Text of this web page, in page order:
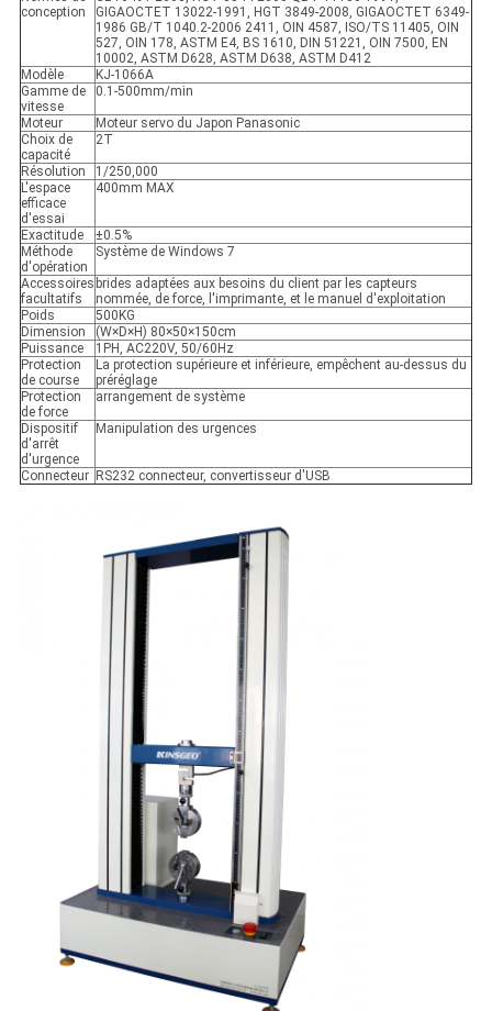
conception
GIGAOCTET 13022-1991, HGT 3849-2008, GIGAOCTET 6349-
1986 GB/T 1040.2-2006 2411, OIN 4587, ISO/TS 11405, OIN
527, OIN 178, ASTM E4, BS 1610, DIN 51221, OIN 7500, EN
10002, ASTM D628, ASTM D638, ASTM D412
Modèle
KJ-1066A
Gamme de
vitesse
0.1-500mm/min
Moteur
Moteur servo du Japon Panasonic
Choix de
capacité
2T
Résolution
1/250,000
L'espace
efficace
d'essai
400mm MAX
Exactitude
±0.5%
Méthode
d'opération
Système de Windows 7
Accessoires
facultatifs
brides adaptées aux besoins du client par les capteurs
nommée, de force, l'imprimante, et le manuel d'exploitation
Poids
500KG
Dimension
(W×D×H) 80×50×150cm
Puissance
1PH, AC220V, 50/60Hz
Protection
de course
La protection supérieure et inférieure, empêchent au-dessus du
préréglage
Protection
de force
arrangement de système
Dispositif
d'arrêt
d'urgence
Manipulation des urgences
Connecteur RS232 connecteur, convertisseur d'USB